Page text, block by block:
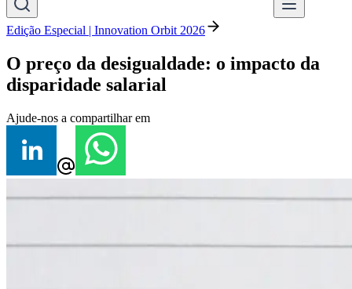
Edição Especial | Innovation Orbit 2026
O preço da desigualdade: o impacto da
disparidade salarial
Ajude-nos a compartilhar em